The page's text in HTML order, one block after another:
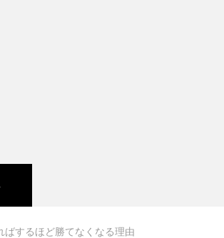
ばするほど勝てなくなる理由